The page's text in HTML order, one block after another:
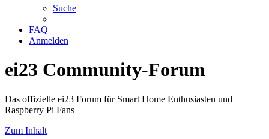
Suche
FAQ
Anmelden
ei23 Community-Forum
Das offizielle ei23 Forum für Smart Home Enthusiasten und
Raspberry Pi Fans
Zum Inhalt